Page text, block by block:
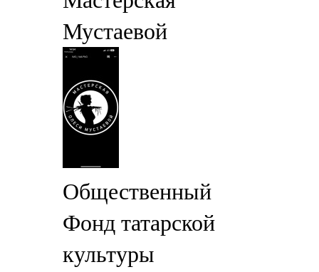
Мустаевой
Общественный
Фонд татарской
культуры